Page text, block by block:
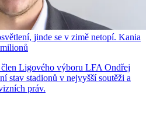
jinde se v zimě netopí. Kania
Ligového výboru LFA Ondřej
stav stadionů v nejvyšší soutěži a
práv.